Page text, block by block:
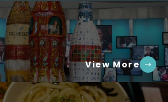
View More